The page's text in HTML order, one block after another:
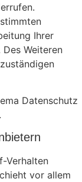
Ihrer
Weiteren
Datenschutz
Verhalten
vor allem